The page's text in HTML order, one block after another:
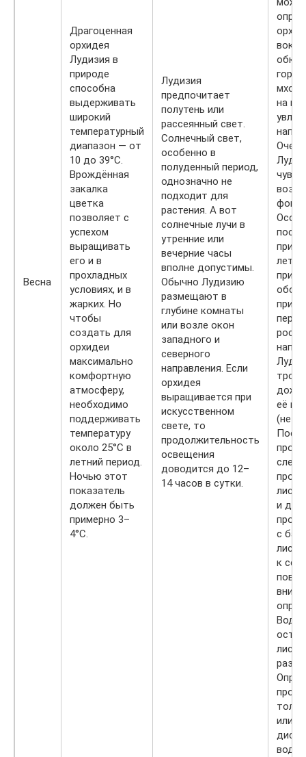
Весна
Драгоценная
орхидея
Лудизия в
природе
способна
выдерживать
широкий
температурный
диапазон — от
10 до 39°С.
Врождённая
закалка
цветка
позволяет с
успехом
выращивать
его и в
прохладных
условиях, и в
жарких. Но
чтобы
создать для
орхидеи
максимально
комфортную
атмосферу,
необходимо
поддерживать
температуру
около 25°С в
летний период.
Ночью этот
показатель
должен быть
примерно 3–
4°С.
Лудизия
предпочитает
полутень или
рассеянный свет.
Солнечный свет,
особенно в
полуденный период,
однозначно не
подходит для
растения. А вот
солнечные лучи в
утренние или
вечерние часы
вполне допустимы.
Обычно Лудизию
размещают в
глубине комнаты
или возле окон
западного и
северного
направления. Если
орхидея
выращивается при
искусственном
свете, то
продолжительность
освещения
доводится до 12–
14 часов в сутки.
мхом
на
при
её
(не
и
с
к
Вода
или